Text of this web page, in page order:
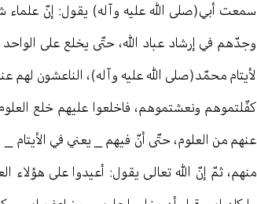
سمعت أبي(صلى الله عليه وآله) يقول: إنّ علماء
وجدّهم في إرشاد عباد الله، حتّى يخلع على
لأيتام محمّد(صلى الله عليه وآله)، الناعشون لهم
كفّلتموهم ونعشتموهم، فاخلعوا عليهم خلع
عنهم من العلوم، حتّى أنّ فيهم _ يعني في الأيتام
منهم، ثمّ إنّ الله تعالی يقول: أعيدوا على هؤلاء